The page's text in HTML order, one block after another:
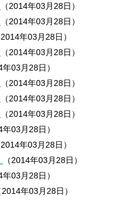
（2014年03月28日 ）
（2014年03月28日 ）
2014年03月28日 ）
（2014年03月28日 ）
年03月28日 ）
（2014年03月28日 ）
（2014年03月28日 ）
（2014年03月28日 ）
年03月28日 ）
2014年03月28日 ）
（2014年03月28日 ）
年03月28日 ）
2014年03月28日 ）